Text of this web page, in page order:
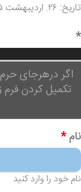
تاریخ: ۲۶. اردیبهشت ۱۴۰۵ - ۱۹:۴۳
*
اگر درهرجای
تکمیل کردن فرم
نام*
نام خود را وارد کنید